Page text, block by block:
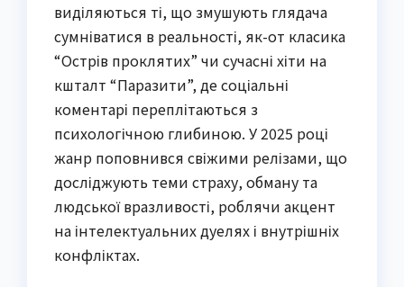
виділяються ті, що змушують глядача
сумніватися в реальності, як-от класика
“Острів проклятих” чи сучасні хіти на
кшталт “Паразити”, де соціальні
коментарі переплітаються з
психологічною глибиною. У 2025 році
жанр поповнився свіжими релізами, що
досліджують теми страху, обману та
людської вразливості, роблячи акцент
на інтелектуальних дуелях і внутрішніх
конфліктах.